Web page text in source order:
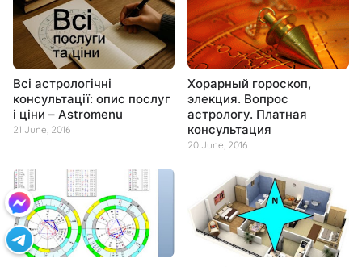
Всі астрологічні
консультації: опис послуг
і ціни – Astromenu
21 June, 2016
Хорарный гороскоп,
элекция. Вопрос
астрологу. Платная
консультация
20 June, 2016